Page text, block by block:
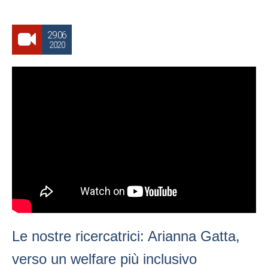
29.06
2020
Le nostre ricercatrici: Arianna Gatta,
verso un welfare più inclusivo